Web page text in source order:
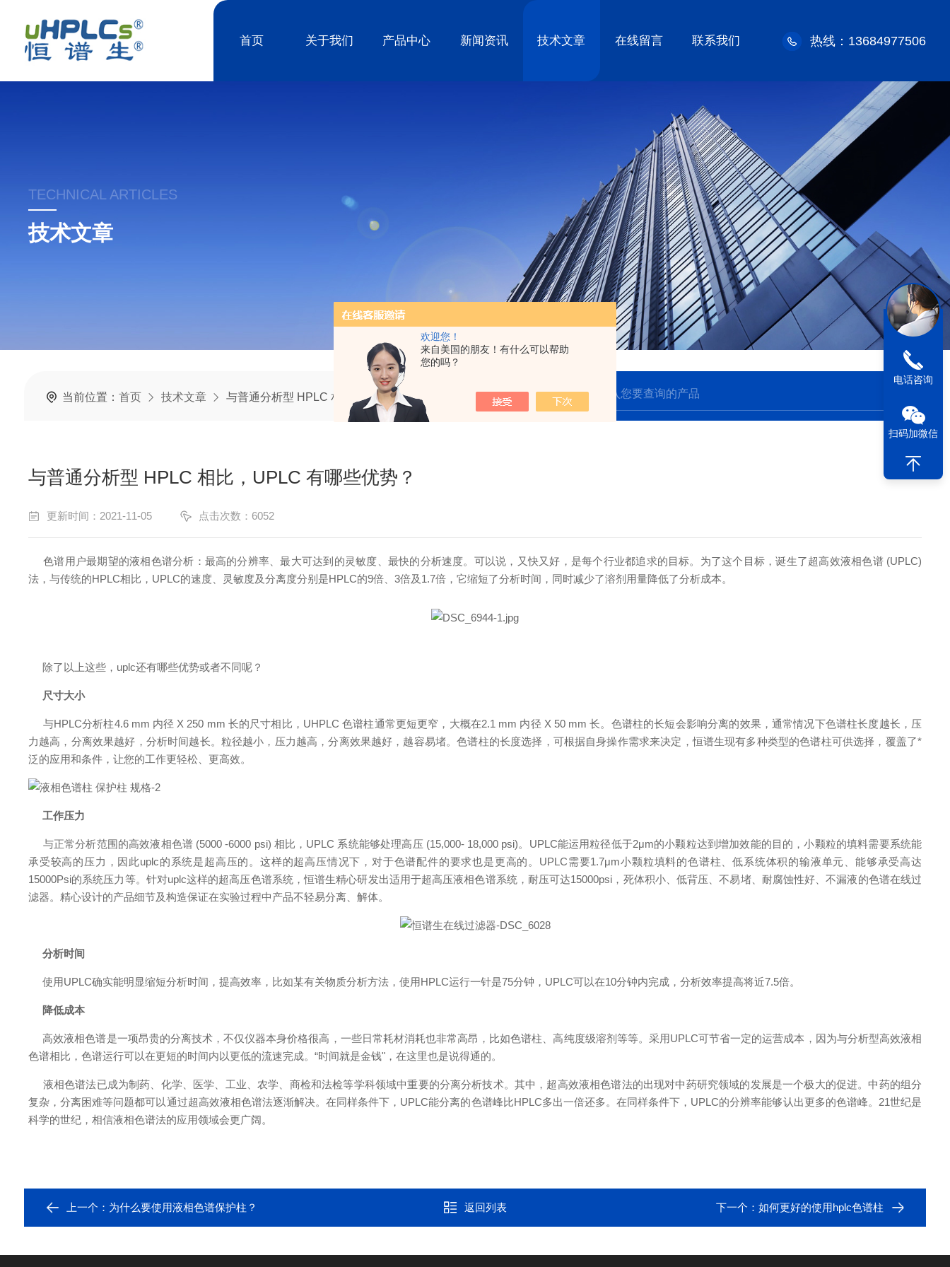
欢迎您！
来自美国的朋友！有什么可以帮助
您的吗？
首页 关于我们 产品中心 新闻资讯 技术文章 在线留言 联系我们 热线：13684977506
TECHNICAL ARTICLES
技术文章
当前位置： 首页 技术文章 与普通分析型 HPLC 相比，UPLC 有哪些优势？
与普通分析型 HPLC 相比，UPLC 有哪些优势？
更新时间：2021-11-05 点击次数：6052
色谱用户最期望的液相色谱分析：最高的分辨率、最大可达到的灵敏度、最快的分析速度。可以说，又快又好，是每个行业都追求的目标。为了这个目标，诞生了超高效液相色谱 (UPLC)
法，与传统的HPLC相比，UPLC的速度、灵敏度及分离度分别是HPLC的9倍、3倍及1.7倍，它缩短了分析时间，同时减少了溶剂用量降低了分析成本。
除了以上这些，uplc还有哪些优势或者不同呢？
尺寸大小
与HPLC分析柱4.6 mm 内径 X 250 mm 长的尺寸相比， UHPLC 色谱柱通常更短更窄，大概在2.1 mm 内径 X 50 mm 长。色谱柱的长短会影响分离的效果，通常情况下色谱柱长度越长，压
力越高，分离效果越好，分析时间越长。粒径越小，压力越高，分离效果越好，越容易堵。色谱柱的长度选择，可根据自身操作需求来决定，恒谱生现有多种类型的色谱柱可供选择，覆盖了*
泛的应用和条件，让您的工作更轻松、更高效。
工作压力
与正常分析范围的高效液相色谱 (5000 -6000 psi) 相比，UPLC 系统能够处理高压 (15,000- 18,000 psi)。UPLC能运用粒径低于2μm的小颗粒达到增加效能的目的，小颗粒的填料需要系统能
承受较高的压力，因此uplc的系统是超高压的。这样的超高压情况下，对于色谱配件的要求也是更高的。UPLC需要1.7μm小颗粒填料的色谱柱、低系统体积的输液单元、能够承受高达
15000Psi的系统压力等。针对uplc这样的超高压色谱系统，恒谱生精心研发出适用于超高压液相色谱系统，耐压可达15000psi，死体积小、低背压、不易堵、耐腐蚀性好、不漏液的色谱在线过
滤器。精心设计的产品细节及构造保证在实验过程中产品不轻易分离、解体。
分析时间
使用UPLC确实能明显缩短分析时间，提高效率，比如某有关物质分析方法，使用HPLC运行一针是75分钟，UPLC可以在10分钟内完成，分析效率提高将近7.5倍。
降低成本
高效液相色谱是一项昂贵的分离技术，不仅仪器本身价格很高，一些日常耗材消耗也非常高昂，比如色谱柱、高纯度级溶剂等等。采用UPLC可节省一定的运营成本，因为与分析型高效液相
色谱相比，色谱运行可以在更短的时间内以更低的流速完成。“时间就是金钱"，在这里也是说得通的。
液相色谱法已成为制药、化学、医学、工业、农学、商检和法检等学科领域中重要的分离分析技术。其中，超高效液相色谱法的出现对中药研究领域的发展是一个极大的促进。中药的组分
复杂，分离困难等问题都可以通过超高效液相色谱法逐渐解决。在同样条件下，UPLC能分离的色谱峰比HPLC多出一倍还多。在同样条件下，UPLC的分辨率能够认出更多的色谱峰。21世纪是
科学的世纪，相信液相色谱法的应用领域会更广阔。
上一个： 为什么要使用液相色谱保护柱？ 返回列表 下一个：如何更好的使用hplc色谱柱
电话咨询
扫码加微信